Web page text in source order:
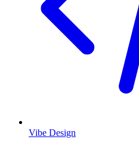
Vibe Design